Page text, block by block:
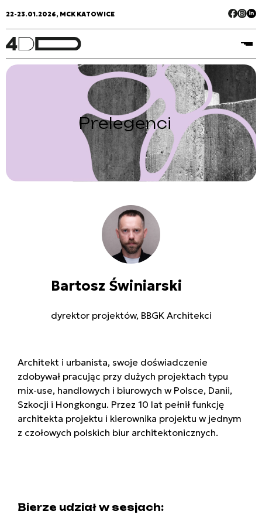
22-23.01.2026, MCK KATOWICE
Prelegenci
Bartosz Świniarski
dyrektor projektów, BBGK Architekci
Architekt i urbanista, swoje doświadczenie
zdobywał pracując przy dużych projektach typu
mix-use, handlowych i biurowych w Polsce, Danii,
Szkocji i Hongkongu. Przez 10 lat pełnił funkcję
architekta projektu i kierownika projektu w jednym
z czołowych polskich biur architektonicznych.
Bierze udział w sesjach: